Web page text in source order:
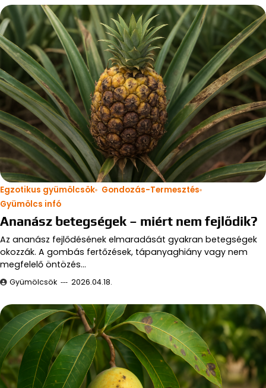
Egzotikus gyümölcsök
Gondozás-Termesztés
Gyümölcs infó
Ananász betegségek – miért nem fejlődik?
Az ananász fejlődésének elmaradását gyakran betegségek
okozzák. A gombás fertőzések, tápanyaghiány vagy nem
megfelelő öntözés…
Gyümölcsök 2026.04.18.